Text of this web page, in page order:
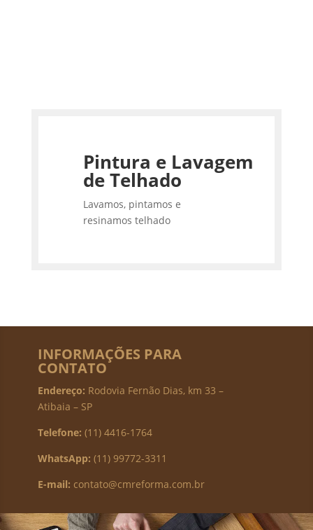
Pintura e Lavagem
de Telhado
Lavamos, pintamos e
resinamos telhado
INFORMAÇÕES PARA
CONTATO
Endereço: Rodovia Fernão Dias, km 33 –
Atibaia – SP
Telefone: (11) 4416-1764
WhatsApp: (11) 99772-3311
E-mail: contato@cmreforma.com.br